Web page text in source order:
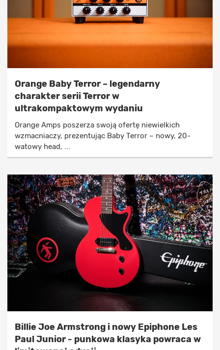
Orange Baby Terror – legendarny
charakter serii Terror w
ultrakompaktowym wydaniu
Orange Amps poszerza swoją ofertę niewielkich
wzmacniaczy, prezentując Baby Terror – nowy, 20-
watowy head, ...
Billie Joe Armstrong i nowy Epiphone Les
Paul Junior - punkowa klasyka powraca w